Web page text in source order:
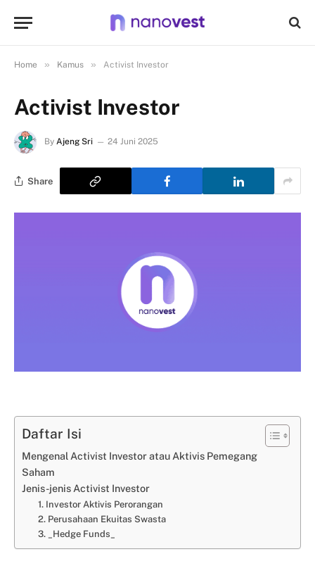
Home » Kamus » Activist Investor
Activist Investor
By Ajeng Sri 24 Juni 2025
Share
Daftar Isi
Mengenal Activist Investor atau Aktivis Pemegang
Saham
Jenis-jenis Activist Investor
1. Investor Aktivis Perorangan
2. Perusahaan Ekuitas Swasta
3. _Hedge Funds_